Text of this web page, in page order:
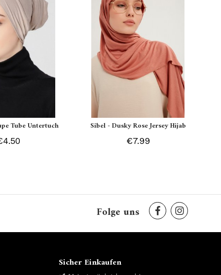
Tube Untertuch Sibel - Dusky Rose Jersey Hijab
€7.99
Folge uns
Sicher Einkaufen